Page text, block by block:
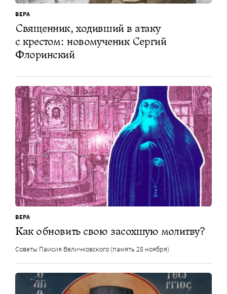
ВЕРА
Священник, ходивший в атаку
с крестом: новомученик Сергий
Флоринский
ВЕРА
Как обновить свою засохшую молитву?
Советы Паисия Величковского (память 28 ноября)